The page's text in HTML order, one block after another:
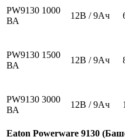
PW9130 1000
ВА
12В / 9Ач
PW9130 1500
ВА
12В / 9Ач
PW9130 3000
ВА
12В / 9Ач
Eaton Powerware 9130